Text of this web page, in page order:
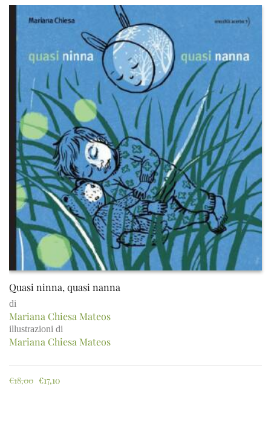
Quasi ninna, quasi nanna
di
Mariana Chiesa Mateos
illustrazioni di
Mariana Chiesa Mateos
€18,00 €17,10